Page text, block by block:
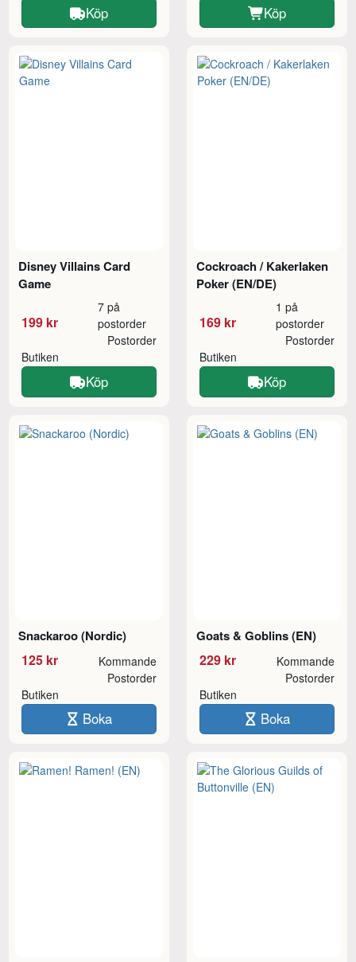
Köp Köp
Disney Villains Card
Game
199 kr
7 på
postorder
Butiken
Postorder
Köp
Cockroach / Kakerlaken
Poker (EN/DE)
169 kr
1 på
postorder
Butiken
Postorder
Köp
Snackaroo (Nordic)
125 kr Kommande
Butiken
Postorder
Boka
Goats & Goblins (EN)
229 kr Kommande
Butiken
Postorder
Boka